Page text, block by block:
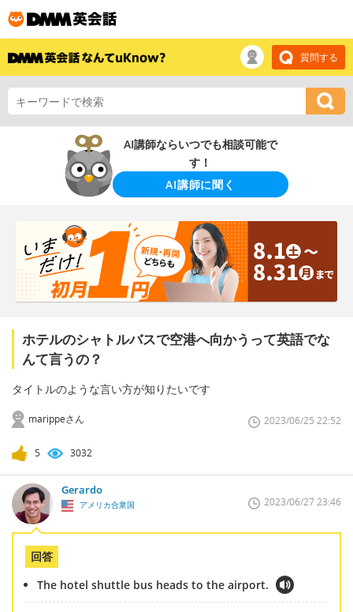
質問する
AI講師ならいつでも相談可能で
す！
AI講師に聞く
ホテルのシャトルバスで空港へ向かうって英語でな
んて言うの？
タイトルのような言い方が知りたいです
marippeさん 2023/06/25 22:52
5 3032
Gerardo
アメリカ合衆国 2023/06/27 23:46
回答
The hotel shuttle bus heads to the airport.